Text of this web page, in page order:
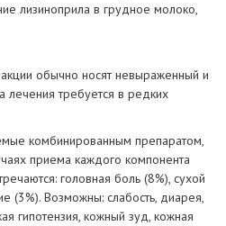
лизиноприла в грудное молоко,
обычно носят невыраженный и
лечения требуется в редких
комбинированным препаратом,
приема каждого компонента
головная боль (8%), сухой
(3%). Возможны: слабость, диарея,
гипотензия, кожный зуд, кожная